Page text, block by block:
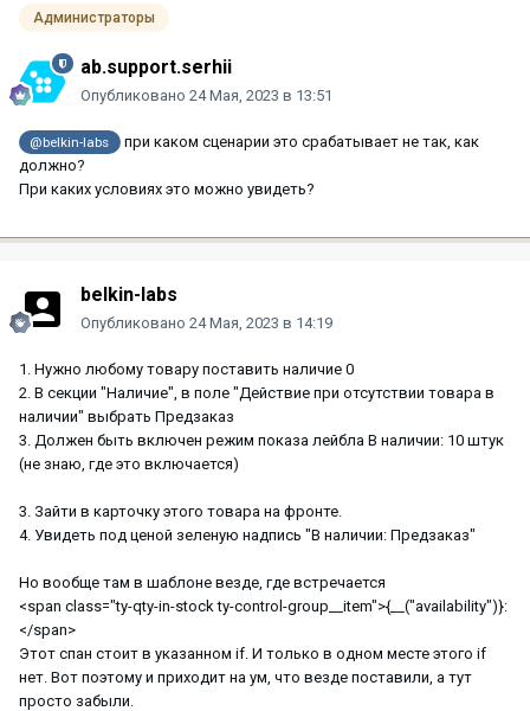
Администраторы
ab.support.serhii
Опубликовано 24 Мая, 2023 в 13:51
@belkin-labs
при каком сценарии это срабатывает не так, как
должно?
При каких условиях это можно увидеть?
belkin-labs
Опубликовано 24 Мая, 2023 в 14:19
1. Нужно любому товару поставить наличие 0
2. В секции "Наличие", в поле "Действие при отсутствии товара в
наличии" выбрать Предзаказ
3. Должен быть включен режим показа лейбла В наличии: 10 штук
(не знаю, где это включается)
3. Зайти в карточку этого товара на фронте.
4. Увидеть под ценой зеленую надпись "В наличии: Предзаказ"
Но вообще там в шаблоне везде, где встречается
<span class="ty-qty-in-stock ty-control-group__item">{__("availability")}:
</span>
Этот спан стоит в указанном if. И только в одном месте этого if
нет. Вот поэтому и приходит на ум, что везде поставили, а тут
просто забыли.